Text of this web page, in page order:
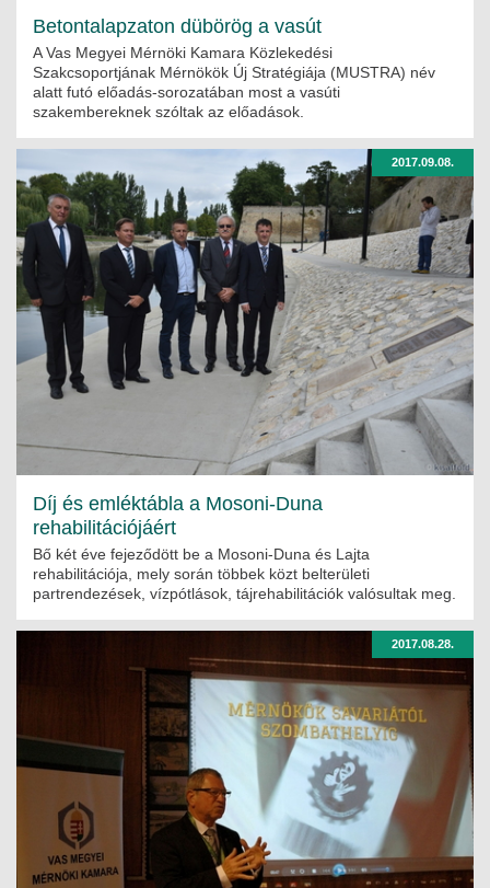
Betontalapzaton dübörög a vasút
A Vas Megyei Mérnöki Kamara Közlekedési
Szakcsoportjának Mérnökök Új Stratégiája (MUSTRA) név
alatt futó előadás-sorozatában most a vasúti
szakembereknek szóltak az előadások.
2017.09.08.
Díj és emléktábla a Mosoni-Duna
rehabilitációjáért
Bő két éve fejeződött be a Mosoni-Duna és Lajta
rehabilitációja, mely során többek közt belterületi
partrendezések, vízpótlások, tájrehabilitációk valósultak meg.
2017.08.28.